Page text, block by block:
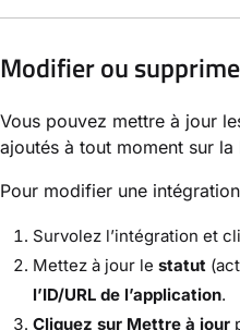
Modifier ou
Vous pouvez mettre à jour
ajoutés à tout moment sur la
Pour modifier une
Survolez l’intégration et
Mettez à jour le statut
l’ID/URL de l’application.
Cliquez sur Mettre à jour